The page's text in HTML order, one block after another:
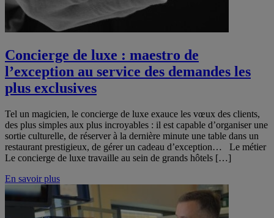
Concierge de luxe : maestro de
l’exception au service des demandes les
plus exclusives
Tel un magicien, le concierge de luxe exauce les vœux des clients,
des plus simples aux plus incroyables : il est capable d’organiser une
sortie culturelle, de réserver à la dernière minute une table dans un
restaurant prestigieux, de gérer un cadeau d’exception… Le métier
Le concierge de luxe travaille au sein de grands hôtels […]
En savoir plus